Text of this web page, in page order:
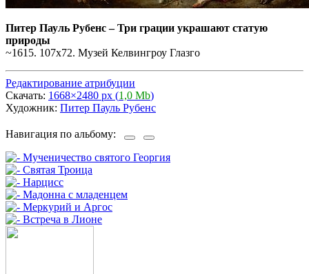
Питер Пауль Рубенс–Три грации украшают статую
природы
~1615. 107х72. Музей Келвингроу Глазго
Редактирование атрибуции
Скачать: 1668×2480 px (1,0 Mb)
Художник: Питер Пауль Рубенс
Навигация по альбому: